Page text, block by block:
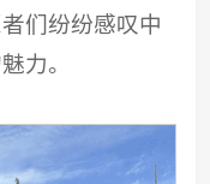
们纷纷感叹中
力。